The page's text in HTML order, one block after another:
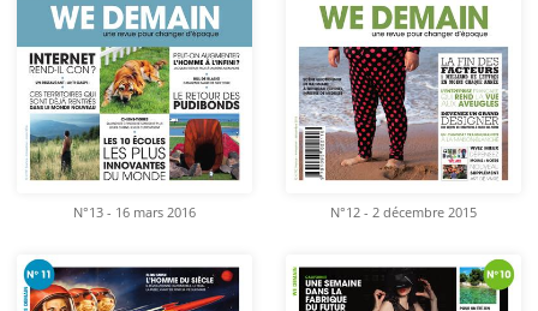
N°13 - 16 mars 2016 N°12 - 2 décembre 2015